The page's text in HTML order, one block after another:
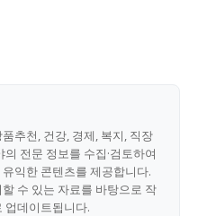
추천, 건강, 경제, 복지, 직장
전문 정보를 수집·검토하여
익한 콘텐츠를 제공합니다.
수 있는 자료를 바탕으로 작
업데이트됩니다.